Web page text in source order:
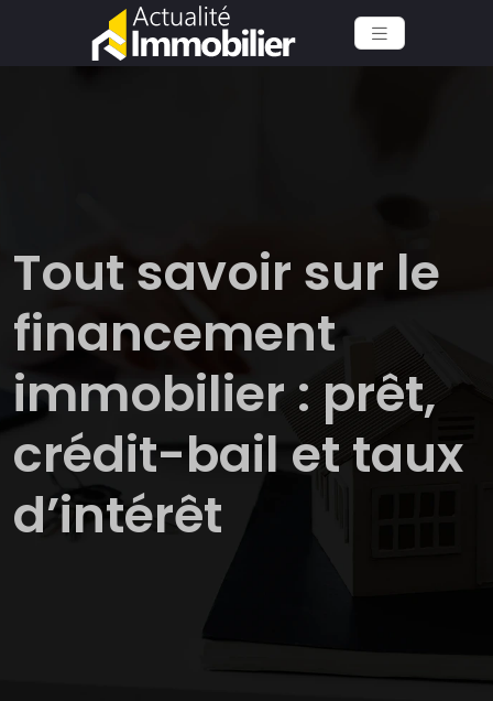
Tout savoir sur le
financement
immobilier : prêt,
crédit-bail et taux
d’intérêt